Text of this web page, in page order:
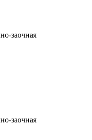
заочная
заочная